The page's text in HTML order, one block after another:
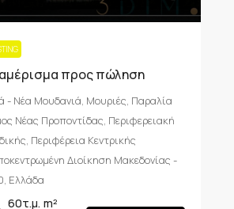
προς πώληση
- Νέα Μουδανιά, Μουριές, Παραλία
Νέας Προποντίδας, Περιφερειακή
Περιφέρεια Κεντρικής
Διοίκηση Μακεδονίας -
Ελλάδα
60τ.μ. m²